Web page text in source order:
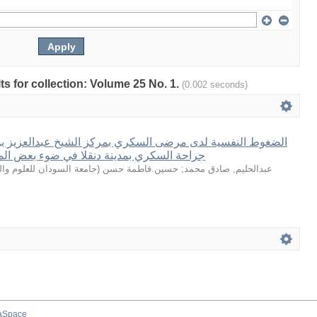
for collection: Volume 25 No. 1. (0.002 seconds)
الضغوط النفسية لدى مرضى السكري بمركز الشيخ عبدالعزيز
جراحة السكري بمدينة دنقلا في ضوء بعض
عبدالحليم, صادق محمد; حسين.فاطمة حسن (جامعة السودان للعلوم